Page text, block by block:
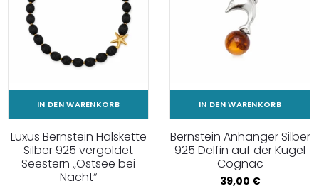
IN DEN WARENKORB
Luxus Bernstein Halskette
Silber 925 vergoldet
Seestern „Ostsee bei
Nacht“
IN DEN WARENKORB
Bernstein Anhänger Silber
925 Delfin auf der Kugel
Cognac
39,00 €